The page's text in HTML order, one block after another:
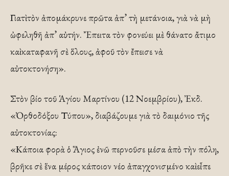
Γιατὶ τὸν ἀπομάκρυνε πρῶτα ἀπ’ τὴ μετάνοια, γιὰ νὰ μὴ
ὠφεληθῆ ἀπ’ αὐτήν. Ἔπειτα τὸν φονεύει μὲ θάνατο ἄτιμο
καὶ καταφανῆ σὲ ὅλους, ἀφοῦ τὸν ἔπεισε νὰ
αὐτοκτονήση».
Στὸν βίο τοῦ Ἁγίου Μαρτίνου (12 Νοεμβρίου), Ἐκδ.
«Ὀρθοδόξου Τύπου», διαβάζουμε γιὰ τὸ δαιμόνιο τῆς
αὐτοκτονίας:
«Κάποια φορὰ ὁ Ἅγιος ἐνῶ περνοῦσε μέσα ἀπὸ τὴν πόλη,
βρῆκε σὲ ἕνα μέρος κάποιον νέο ἀπαγχονισμένο καὶ εἶπε